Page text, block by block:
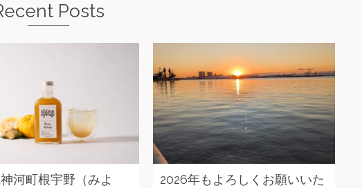
Posts
河町根宇野（みよ
2026年もよろしくお願いいた